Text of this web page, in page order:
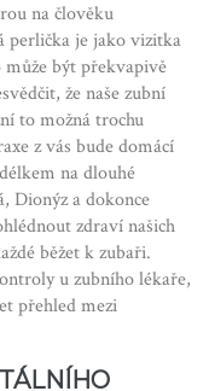
na člověku
perlička je jako vizitka
může být překvapivě
že naše zubní
to možná trochu
z vás bude domácí
na dlouhé
Dionýz a dokonce
zdraví našich
běžet k zubaři.
u zubního lékaře,
přehled mezi